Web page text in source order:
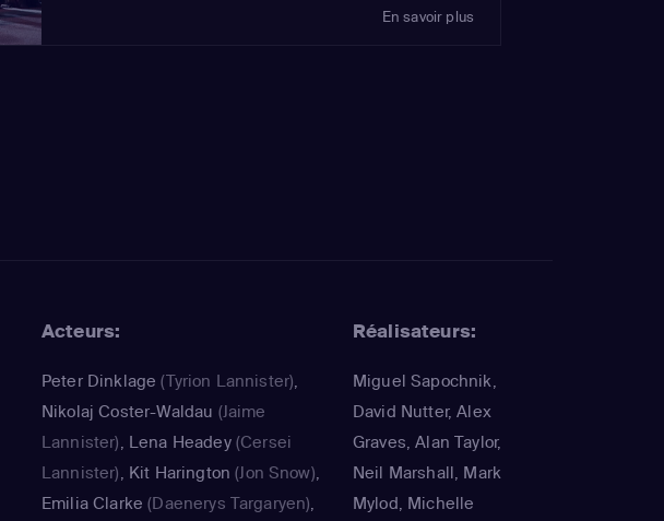
En savoir plus
Acteurs:
Peter Dinklage (Tyrion Lannister),
Nikolaj Coster-Waldau (Jaime
Lannister), Lena Headey(Cersei
Lannister), Kit Harington (Jon Snow),
Emilia Clarke (Daenerys Targaryen),
Réalisateurs:
Miguel Sapochnik,
David Nutter, Alex
Graves, Alan Taylor,
Neil Marshall, Mark
Mylod, Michelle